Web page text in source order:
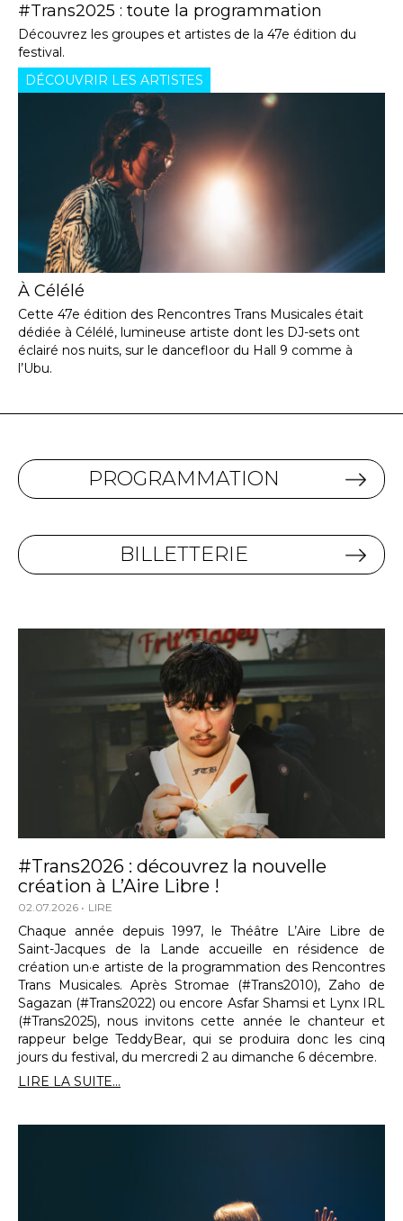
#Trans2025 : toute la programmation
Découvrez les groupes et artistes de la 47e édition du
festival.
DÉCOUVRIR LES ARTISTES
À Célélé
Cette 47e édition des Rencontres Trans Musicales était
dédiée à Célélé, lumineuse artiste dont les DJ-sets ont
éclairé nos nuits, sur le dancefloor du Hall 9 comme à
l’Ubu.
PROGRAMMATION
BILLETTERIE
#Trans2026 : découvrez la nouvelle
création à L’Aire Libre !
02.07.2026 LIRE
Chaque année depuis 1997, le Théâtre L’Aire Libre de
Saint-Jacques de la Lande accueille en résidence de
création un·e artiste de la programmation des Rencontres
Trans Musicales. Après Stromae (#Trans2010), Zaho de
Sagazan (#Trans2022) ou encore Asfar Shamsi et Lynx IRL
(#Trans2025), nous invitons cette année le chanteur et
rappeur belge TeddyBear, qui se produira donc les cinq
jours du festival, du mercredi 2 au dimanche 6 décembre.
LIRE LA SUITE...